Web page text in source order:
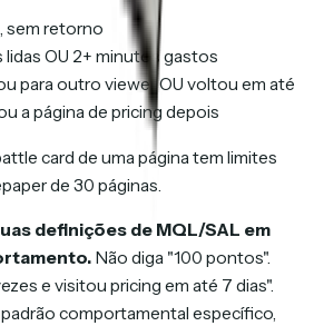
sem retorno
lidas OU 2+ minutos gastos
para outro viewer OU voltou em até
a página de pricing depois
card de uma página tem limites
de 30 páginas.
definições de MQL/SAL em
Não diga "100 pontos".
e visitou pricing em até 7 dias".
comportamental específico,